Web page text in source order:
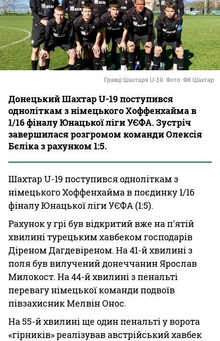
Букмекери
Казино
Гравці Шахтаря U-19. Фото: ФК Шахтар
Донецький Шахтар U-19 поступився
одноліткам з німецького Хоффенхайма в
1/16 фіналу Юнацької ліги УЄФА. Зустріч
завершилася розгромом команди Олексія
Бєліка з рахунком 1:5.
Шахтар U-19 поступився одноліткам з
німецького Хоффенхайма в поєдинку 1/16
фіналу Юнацької ліги УЄФА (1:5).
Рахунок у грі був відкритий вже на п'ятій
хвилині турецьким хавбеком господарів
Діреном Дагдевіреном. На 41-й хвилині з
поля був вилучений донеччанин Ярослав
Милокост. На 44-й хвилині з пенальті
перевагу німецької команди подвоїв
півзахисник Мелвін Онос.
На 55-й хвилині ще один пенальті у ворота
«гірників» реалізував австрійський хавбек